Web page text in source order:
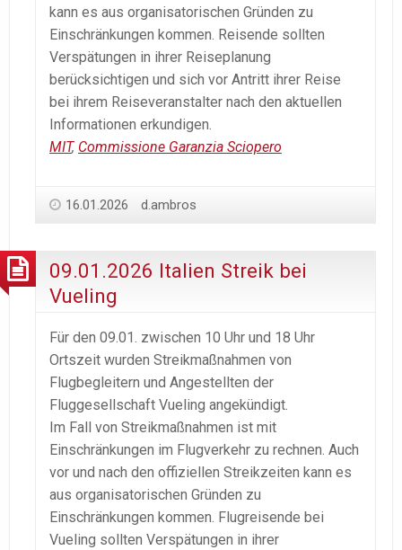
kann es aus organisatorischen Gründen zu
Einschränkungen kommen. Reisende sollten
Verspätungen in ihrer Reiseplanung
berücksichtigen und sich vor Antritt ihrer Reise
bei ihrem Reiseveranstalter nach den aktuellen
Informationen erkundigen.
MIT, Commissione Garanzia Sciopero
16.01.2026 d.ambros
09.01.2026 Italien Streik bei
Vueling
Für den 09.01. zwischen 10 Uhr und 18 Uhr
Ortszeit wurden Streikmaßnahmen von
Flugbegleitern und Angestellten der
Fluggesellschaft Vueling angekündigt.
Im Fall von Streikmaßnahmen ist mit
Einschränkungen im Flugverkehr zu rechnen. Auch
vor und nach den offiziellen Streikzeiten kann es
aus organisatorischen Gründen zu
Einschränkungen kommen. Flugreisende bei
Vueling sollten Verspätungen in ihrer